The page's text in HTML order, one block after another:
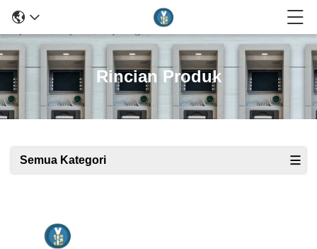
Rincian Produk
Semua Kategori